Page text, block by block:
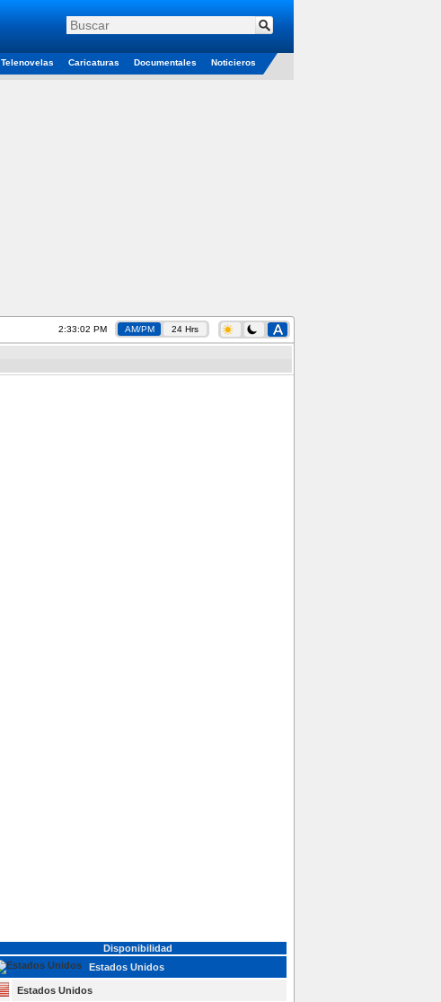
Telenovelas Caricaturas Documentales Noticieros
2:33:03 PM AM/PM 24 Hrs
Disponibilidad
Estados Unidos
Estados Unidos